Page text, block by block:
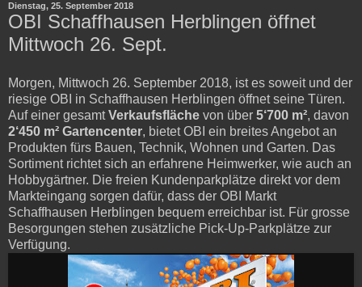
Dienstag, 25. September 2018
OBI Schaffhausen Herblingen öffnet
Mittwoch 26. Sept.
Morgen, Mittwoch 26. September 2018, ist es soweit und der
riesige OBI in Schaffhausen Herblingen öffnet seine Türen.
Auf einer gesamtVerkaufsfläche von über 5‘700 m², davon
2‘450 m² Gartencenter, bietet OBI ein breites Angebot an
Produkten fürs Bauen, Technik, Wohnen und Garten. Das
Sortiment richtet sich an erfahrene Heimwerker, wie auch an
Hobbygärtner. Die freien Kundenparkplätze direkt vor dem
Markteingang sorgen dafür, dass der OBI Markt
Schaffhausen Herblingen bequem erreichbar ist. Für grosse
Besorgungen stehen zusätzliche Pick-Up-Parkplätze zur
Verfügung.